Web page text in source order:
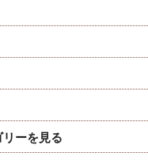
ーを見る